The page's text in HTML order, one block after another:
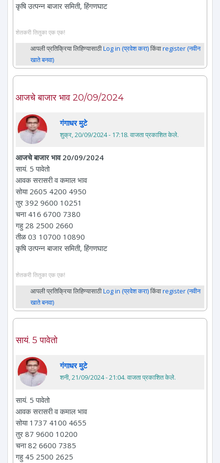
कृषि उत्पन्न बाजार समिती, हिंगणघाट
शेतकरी तितुका एक एक!
आपली प्रतिक्रिया लिहिण्यासाठीLog in (प्रवेश करा)किंवाregister (नवीन
खाते बनवा)
आजचे बाजार भाव 20/09/2024
गंगाधर मुटे
शुक्र, 20/09/2024 - 17:18. वाजता प्रकाशित केले.
आजचे बाजार भाव 20/09/2024
सायं. 5 पावेतो
आवक सरासरी व कमाल भाव
सोया 2605 4200 4950
तुर 392 9600 10251
चना 416 6700 7380
गहु 28 2500 2660
तीळ 03 10700 10890
कृषि उत्पन्न बाजार समिती, हिंगणघाट
शेतकरी तितुका एक एक!
आपली प्रतिक्रिया लिहिण्यासाठीLog in (प्रवेश करा)किंवाregister (नवीन
खाते बनवा)
सायं. 5 पावेतो
गंगाधर मुटे
शनी, 21/09/2024 - 21:04. वाजता प्रकाशित केले.
सायं. 5 पावेतो
आवक सरासरी व कमाल भाव
सोया 1737 4100 4655
तुर 87 9600 10200
चना 82 6600 7385
गहु 45 2500 2625